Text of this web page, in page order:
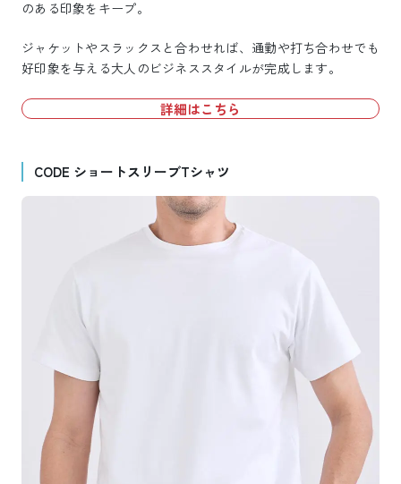
のある印象をキープ。
ジャケットやスラックスと合わせれば、通勤や打ち合わせでも
好印象を与える大人のビジネススタイルが完成します。
詳細はこちら
CODE ショートスリーブTシャツ